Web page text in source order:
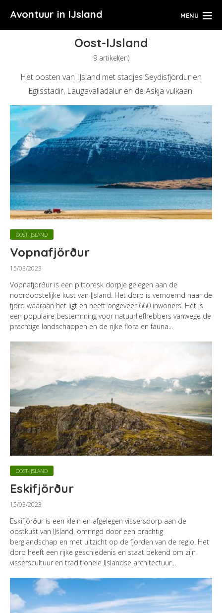
Avontuur in IJsland MENU
Oost-IJsland
9 artikel(en)
Het oosten van IJsland met stadjes Seydisfjördur en
Egilsstadir, Laugavalladalur en de Askja vulkaan.
OOST-IJSLAND
Vopnafjörður
15/03/2023
Vopnafjörður is een pittoresk dorpje gelegen aan de
noordoostelijke kust van IJsland. Het dorp is vernoemd naar de
fjord waaraan het ligt en heeft ongeveer 660 inwoners. Het is
een populaire bestemming voor natuurliefhebbers vanwege de
prachtige landschappen en de rijke flora en fauna...
OOST-IJSLAND
Eskifjörður
15/03/2023
Eskifjörður is een klein en afgelegen vissersdorp aan de
oostkust van IJsland, omringd door een prachtig
berglandschap en met uitzicht op de fjorden van de regio. Het
dorp heeft een rijke geschiedenis en staat bekend om zijn
visserscultuur en traditionele IJslandse architectuur...